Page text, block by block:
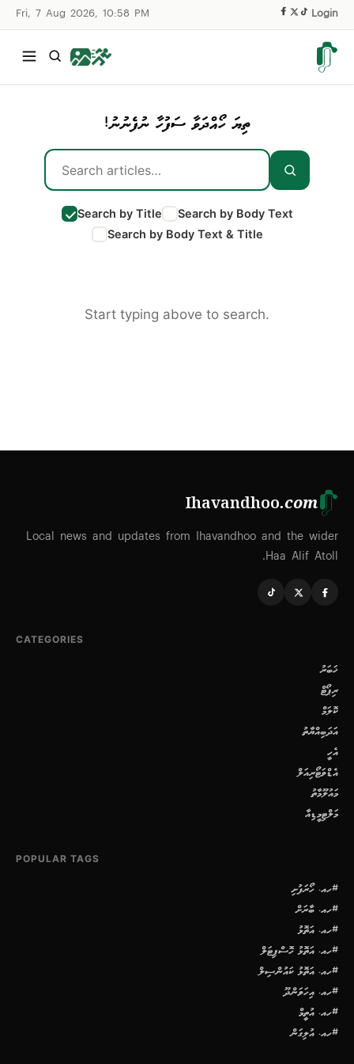
Fri, 7 Aug 2026, 10:58 PM Login
ތިޔަ ހޯއްދަވާ ސަފުހާ ނުފެނުނު!
Search by Title
Search by Body Text
Search by Body Text & Title
Start typing above to search.
Ihavandhoo.com
Local news and updates from Ihavandhoo and the wider
Haa Alif Atoll.
CATEGORIES
ޚަބަރު
ރިޕޯޓް
ކޮލަމް
އަދަބިއްޔާތު
އެހީ
އެޑްވަޓޯރިއަލް
މައުލޫމާތު
މަލްޓިމީޑިއާ
POPULAR TAGS
#ހއ. ހޯރަފުށި
#ހއ. ބާރަށް
#ހއ. އަތޮޅު
#ހއ. އަތޮޅު ހޮސްޕިޓަލް
#ހއ. އަތޮޅު ކައުންސިލް
#ހއ. އިހަވަންދޫ
#ހއ. އުތީމް
#ހއ. އުލިގަން